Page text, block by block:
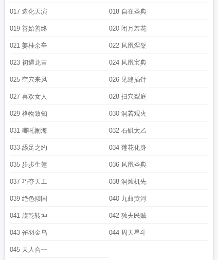
017 造化天演 018 自在圣典
019 善始善终 020 闭月羞花
021 姜桂余辛 022 凤凰涅槃
023 初遇龙吉 024 凤凰宝典
025 空穴来风 026 见缝插针
027 喜欢女人 028 扫穴犁庭
029 格物致知 030 洞若观火
031 哪吒闹海 032 石矶太乙
033 舔足之约 034 莲花化身
035 步步生莲 036 凤凰圣典
037 巧夺天工 038 洞烛机先
039 绝色倾国 040 九曲黄河
041 旋乾转坤 042 独夫民贼
043 雀羽金乌 044 周天星斗
045 天人合一